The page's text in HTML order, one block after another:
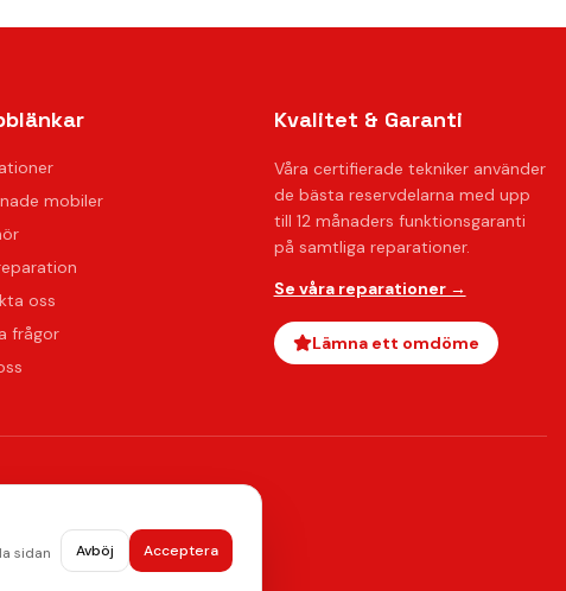
mobiler
oss
frågor
Kvalitet & Garanti
Våra certifierade tekniker använder
de bästa reservdelarna med upp
till 12 månaders funktionsgaranti
på samtliga reparationer.
Se våra reparationer →
Lämna ett omdöme
sidan
Avböj Acceptera